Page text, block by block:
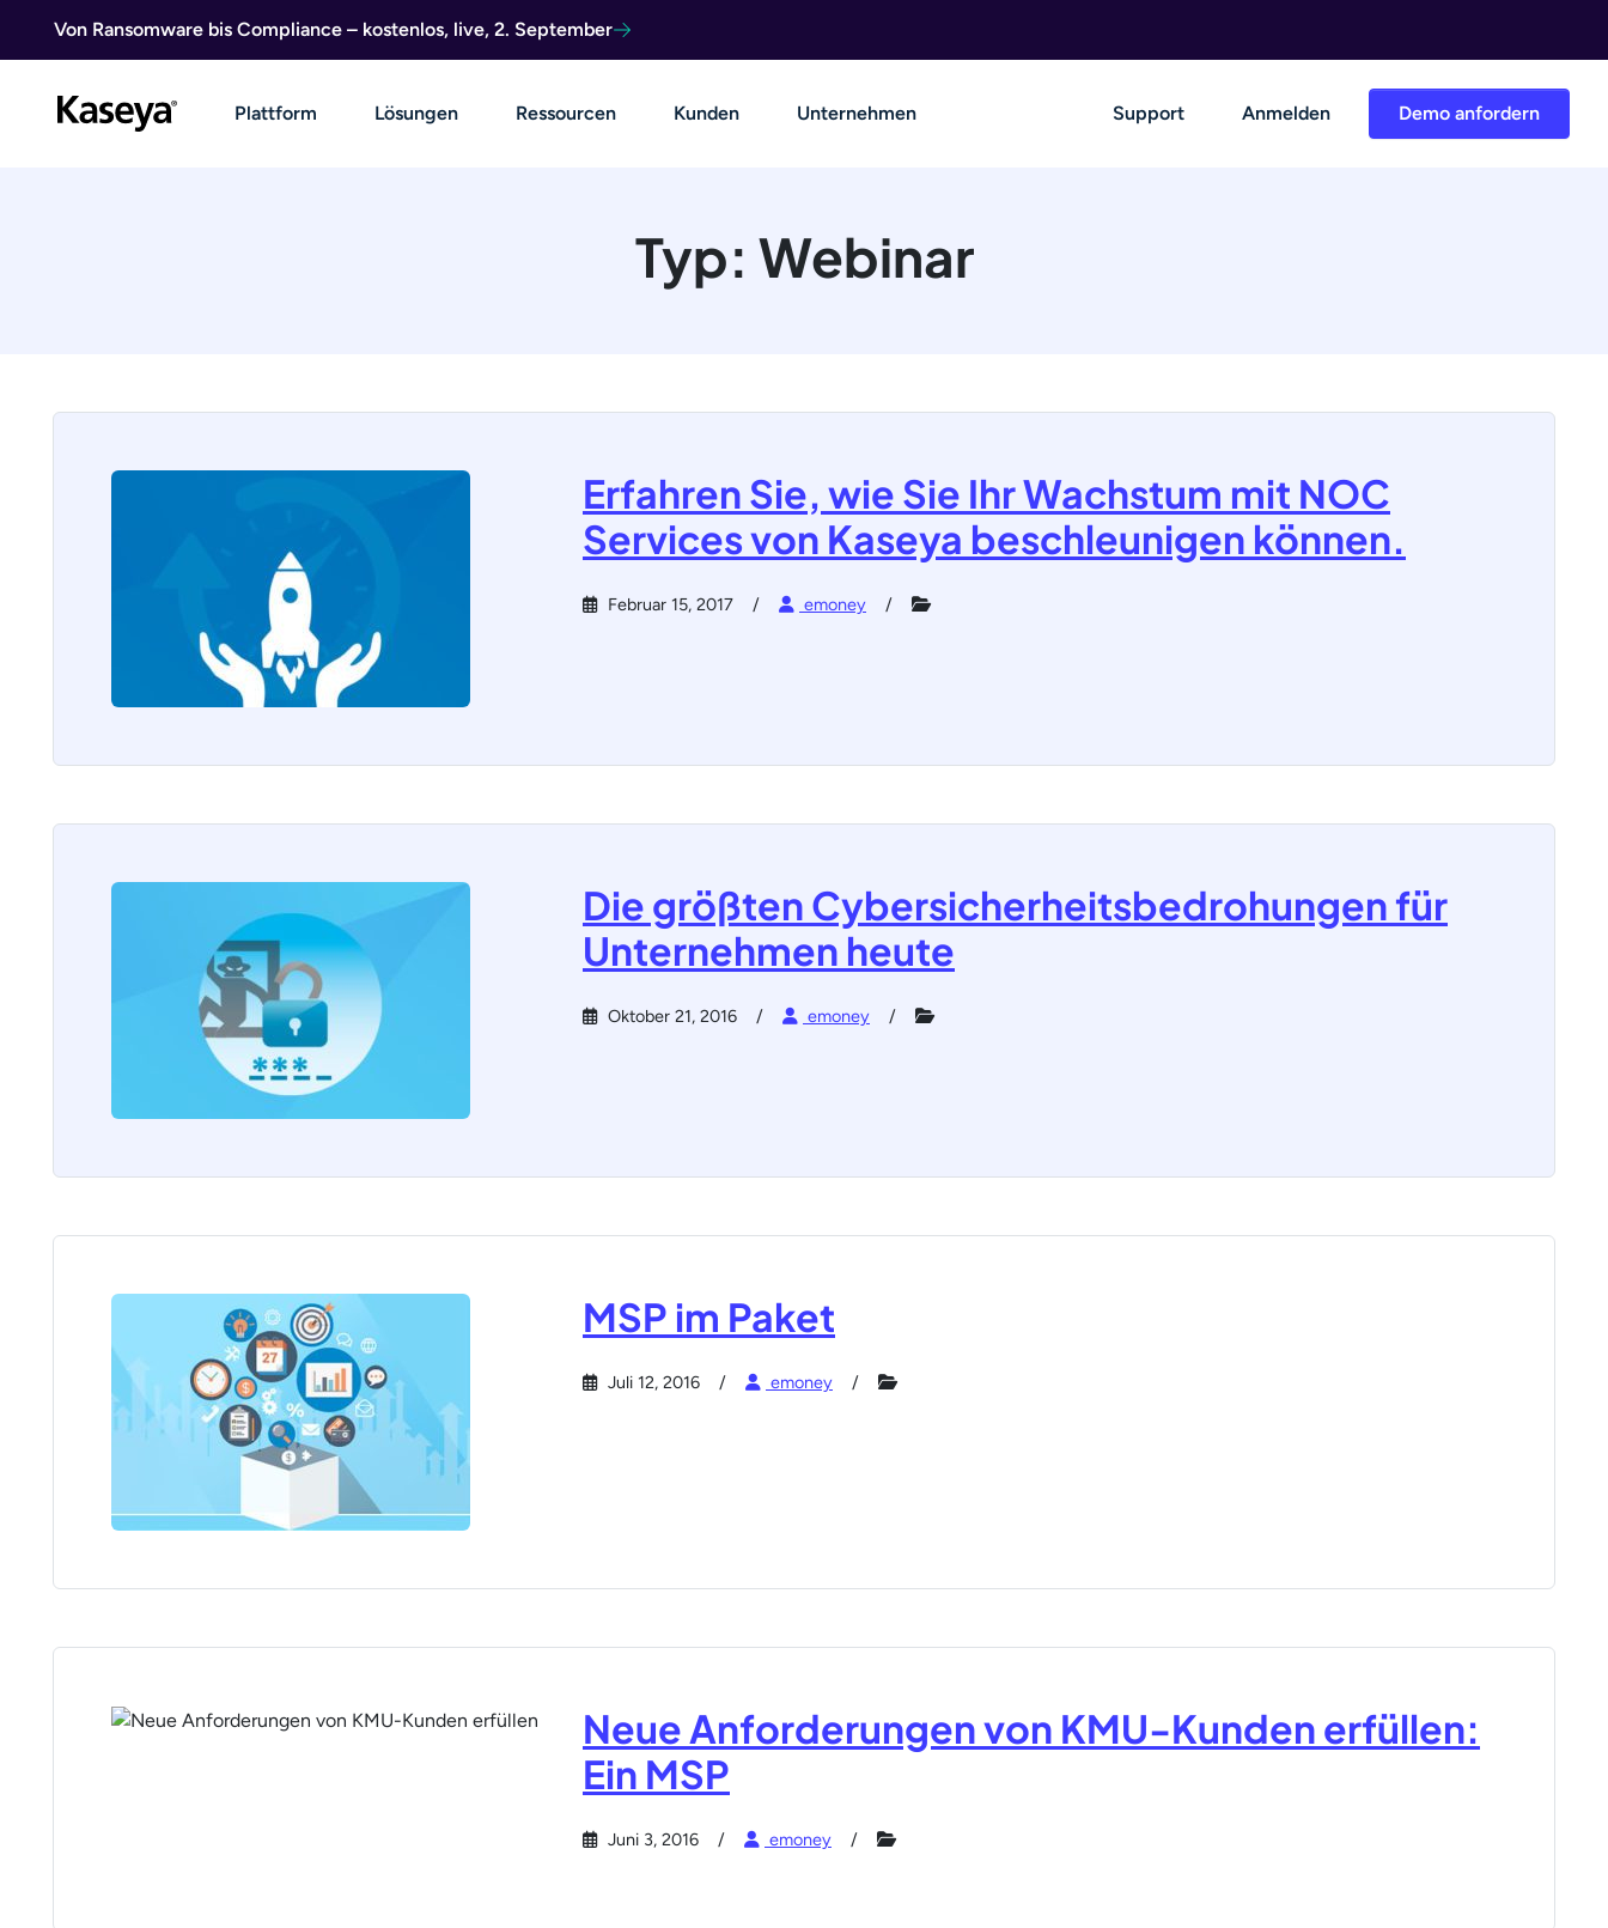
Von Ransomware bis Compliance – kostenlos, live, 2. September
Demo anfordern
Plattform Lösungen Ressourcen Kunden Unternehmen Support Anmelden
Typ: Webinar
Erfahren Sie, wie Sie Ihr Wachstum mit NOC
Services von Kaseya beschleunigen können.
Februar 15, 2017 emoney
Die größten Cybersicherheitsbedrohungen für
Unternehmen heute
Oktober 21, 2016 emoney
MSP im Paket
Juli 12, 2016 emoney
Neue Anforderungen von KMU-Kunden erfüllen:
Ein MSP
Juni 3, 2016 emoney